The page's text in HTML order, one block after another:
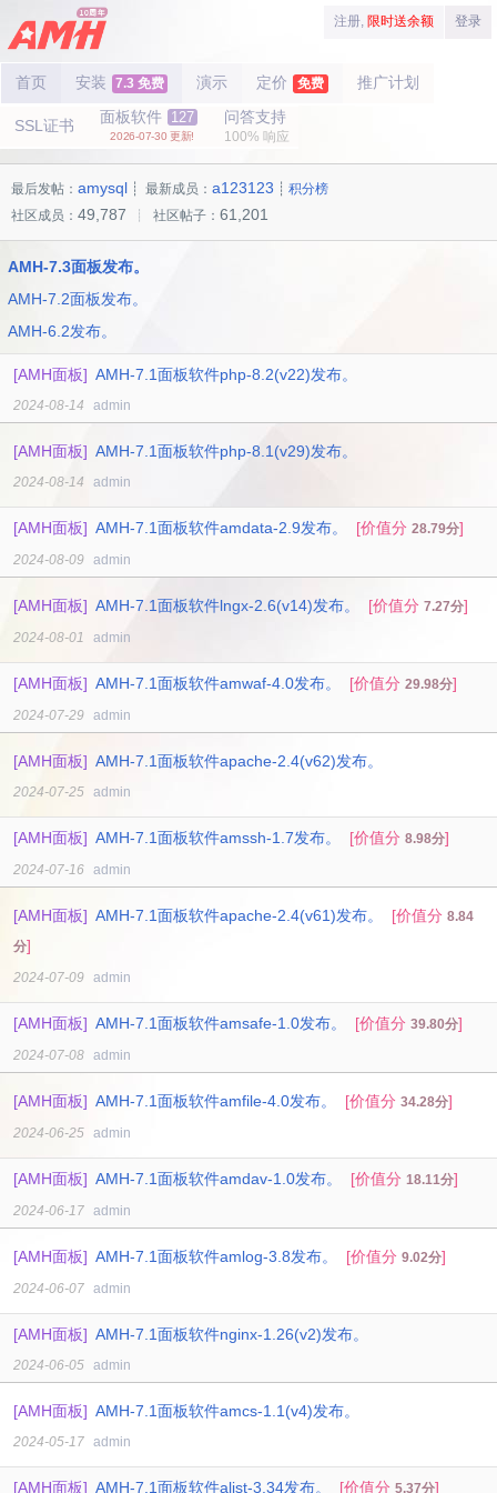
注册, 限时送余额 登录
首页 安装 7.3 免费 演示 定价 免费 推广计划
SSL证书 面板软件 127
2026-07-30 更新!
问答支持
100% 响应
最后发帖： amysql ┊ 最新成员： a123123 ┊ 积分榜
社区成员： 49,787 ┊ 社区帖子： 61,201
AMH-7.3面板发布。
AMH-7.2面板发布。
AMH-6.2发布。
[AMH面板] AMH-7.1面板软件php-8.2(v22)发布。
2024-08-14 admin
[AMH面板] AMH-7.1面板软件php-8.1(v29)发布。
2024-08-14 admin
[AMH面板] AMH-7.1面板软件amdata-2.9发布。 [价值分 28.79分]
2024-08-09 admin
[AMH面板] AMH-7.1面板软件lngx-2.6(v14)发布。 [价值分 7.27分]
2024-08-01 admin
[AMH面板] AMH-7.1面板软件amwaf-4.0发布。 [价值分 29.98分]
2024-07-29 admin
[AMH面板] AMH-7.1面板软件apache-2.4(v62)发布。
2024-07-25 admin
[AMH面板] AMH-7.1面板软件amssh-1.7发布。 [价值分 8.98分]
2024-07-16 admin
[AMH面板] AMH-7.1面板软件apache-2.4(v61)发布。 [价值分 8.84
分]
2024-07-09 admin
[AMH面板] AMH-7.1面板软件amsafe-1.0发布。 [价值分 39.80分]
2024-07-08 admin
[AMH面板] AMH-7.1面板软件amfile-4.0发布。 [价值分 34.28分]
2024-06-25 admin
[AMH面板] AMH-7.1面板软件amdav-1.0发布。 [价值分 18.11分]
2024-06-17 admin
[AMH面板] AMH-7.1面板软件amlog-3.8发布。 [价值分 9.02分]
2024-06-07 admin
[AMH面板] AMH-7.1面板软件nginx-1.26(v2)发布。
2024-06-05 admin
[AMH面板] AMH-7.1面板软件amcs-1.1(v4)发布。
2024-05-17 admin
[AMH面板] AMH-7.1面板软件alist-3.34发布。 [价值分 5.37分]